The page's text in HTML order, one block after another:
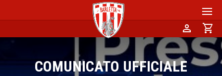
person shopping_cart
COMUNICATO UFFICIALE